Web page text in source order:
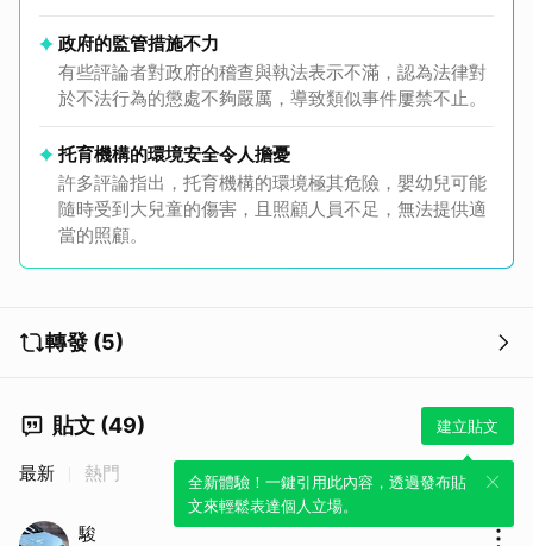
政府的監管措施不力
有些評論者對政府的稽查與執法表示不滿，認為法律對
於不法行為的懲處不夠嚴厲，導致類似事件屢禁不止。
托育機構的環境安全令人擔憂
許多評論指出，托育機構的環境極其危險，嬰幼兒可能
隨時受到大兒童的傷害，且照顧人員不足，無法提供適
當的照顧。
轉發 (5)
貼文 (49) 建立貼文
全新體驗！一鍵引用此內容，透過發布貼
文來輕鬆表達個人立場。
最新 熱門
駿